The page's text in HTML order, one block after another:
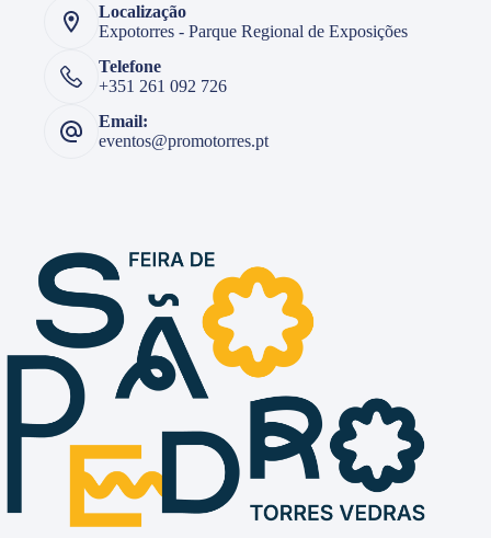
Localização
Expotorres - Parque Regional de Exposições
Telefone
+351 261 092 726
Email:
eventos@promotorres.pt